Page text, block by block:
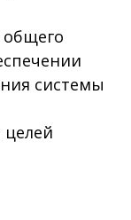
системы
целей